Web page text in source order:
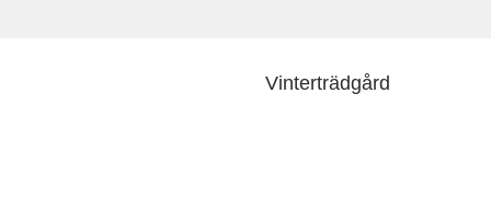
Vinterträdgård